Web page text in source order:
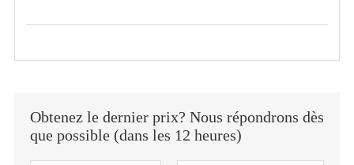
Obtenez le dernier prix? Nous répondrons dès
que possible (dans les 12 heures)